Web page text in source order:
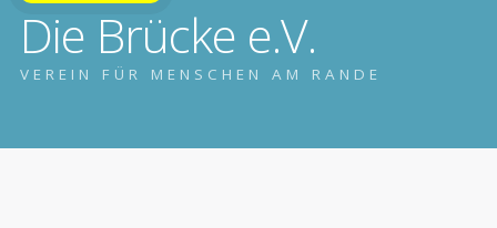
Die Brücke e.V.
VEREIN FÜR MENSCHEN AM RANDE